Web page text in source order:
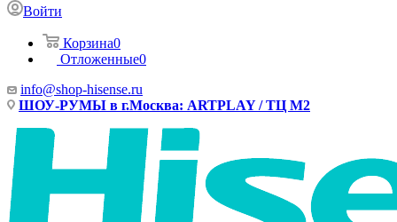
Войти
Корзина0
Отложенные0
info@shop-hisense.ru
ШОУ-РУМЫ в г.Москва: ARTPLAY / ТЦ М2